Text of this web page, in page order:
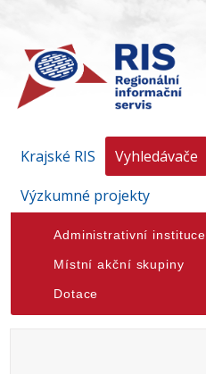
Krajské RIS Vyhledávače
Výzkumné projekty
Administrativní instituce
Místní akční skupiny
Dotace